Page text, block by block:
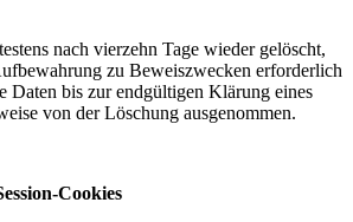
nach vierzehn Tage wieder gelöscht,
zu Beweis­zwecken erfor­derlich
Daten bis zur endgül­tigen Klärung eines
von der Löschung ausge­nommen.
Cookies